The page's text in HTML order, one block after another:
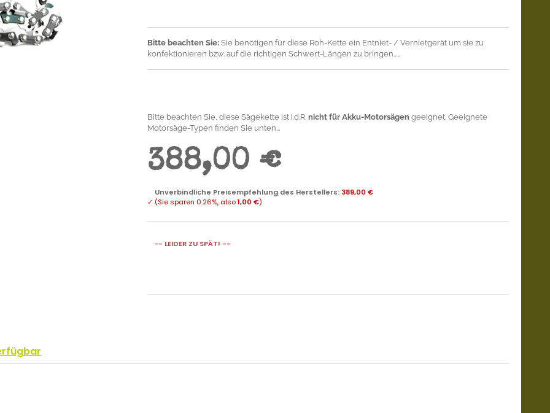
Bitte beachten Sie: Sie benötigen für diese Roh-Kette ein Entniet- / Vernietgerät um sie zu
konfektionieren bzw. auf die richtigen Schwert-Längen zu bringen...…
Bitte beachten Sie, diese Sägekette ist i.d.R. nicht für Akku-Motorsägen geeignet. Geeignete
Motorsäge-Typen finden Sie unten...
388,00 €
Unverbindliche Preisempfehlung des Herstellers: 389,00 €
✓ (Sie sparen 0.26%, also1,00 €)
-- LEIDER ZU SPÄT! --